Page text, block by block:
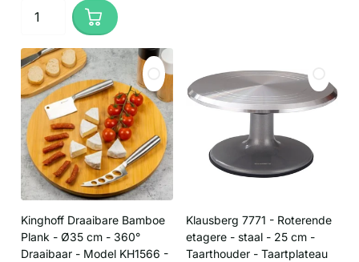
Kinghoff Draaibare Bamboe
Plank - Ø35 cm - 360°
Draaibaar - Model KH1566 -
Klausberg 7771 - Roterende
etagere - staal - 25 cm -
Taarthouder - Taartplateau